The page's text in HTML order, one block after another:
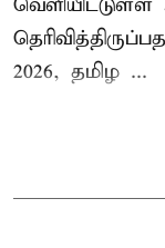
2026, தமிழ ...